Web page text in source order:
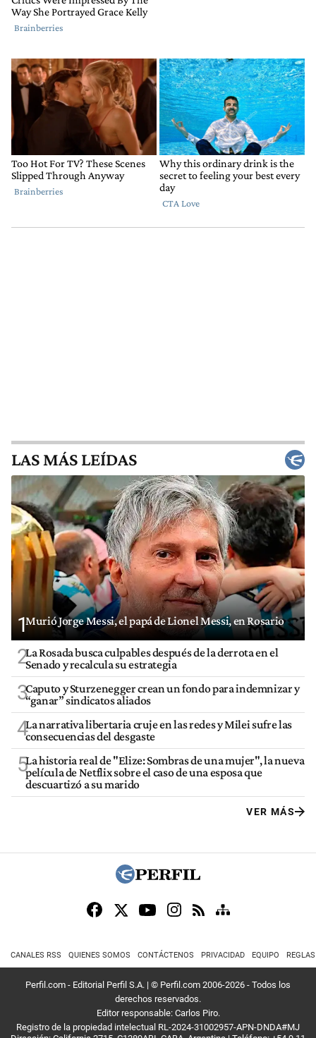
LAS MÁS LEÍDAS
1Murió Jorge Messi, el papá de Lionel Messi, en Rosario
2La Rosada busca culpables después de la derrota en el
Senado y recalcula su estrategia
3Caputo y Sturzenegger crean un fondo para indemnizar y
“ganar” sindicatos aliados
4La narrativa libertaria cruje en las redes y Milei sufre las
consecuencias del desgaste
5La historia real de "Elize: Sombras de una mujer", la nueva
película de Netflix sobre el caso de una esposa que
descuartizó a su marido
VER MÁS
CANALES RSS QUIENES SOMOS CONTÁCTENOS PRIVACIDAD EQUIPO
Perfil.com - Editorial Perfil S.A. | © Perfil.com 2006-2026 - Todos los
derechos reservados.
Editor responsable: Carlos Piro.
Registro de la propiedad intelectual RL-2024-31002957-APN-DNDA#MJ